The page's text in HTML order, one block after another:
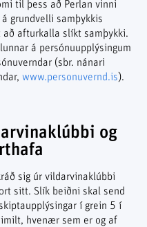
til þess að Perlan vinni
grundvelli samþykkis
afturkalla slíkt samþykki.
á persónuupplýsingum
(sbr. nánari
www.personuvernd.is).
og
sig úr vildarvinaklúbbi
sitt. Slík beiðni skal send
í grein 5 í
hvenær sem er og af